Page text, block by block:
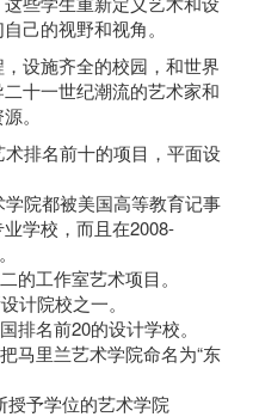
己的视野和视角。
设施齐全的校园，和世界
十一世纪潮流的艺术家和
。
排名前十的项目，平面设
院都被美国高等教育记事
学校，而且在2008-
的工作室艺术项目。
计院校之一。
排名前20的设计学校。
马里兰艺术学院命名为“东
予学位的艺术学院